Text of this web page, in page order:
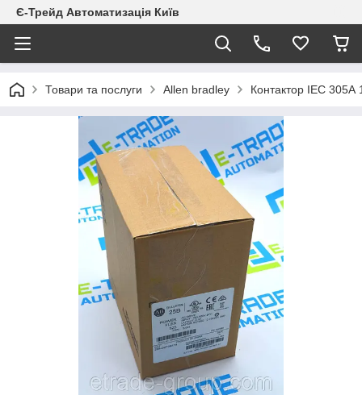
Є-Трейд Автоматизація Київ
Товари та послуги Allen bradley Контактор IEC 305А